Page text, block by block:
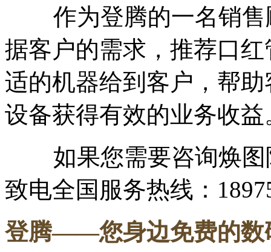
作为登腾的一名销售
据客户的需求，推荐口
适的机器给到客户，帮
设备获得有效的业务收益
如果您需要咨询焕图
致电全国服务热线：
登腾——您身边免费的数